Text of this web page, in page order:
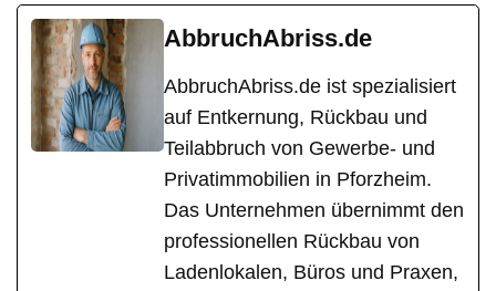
AbbruchAbriss.de
AbbruchAbriss.de ist spezialisiert
auf Entkernung, Rückbau und
Teilabbruch von Gewerbe- und
Privatimmobilien in Pforzheim.
Das Unternehmen übernimmt den
professionellen Rückbau von
Ladenlokalen, Büros und Praxen,